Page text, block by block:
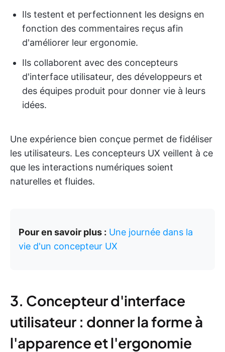
Ils testent et perfectionnent les designs en
fonction des commentaires reçus afin
d'améliorer leur ergonomie.
Ils collaborent avec des concepteurs
d'interface utilisateur, des développeurs et
des équipes produit pour donner vie à leurs
idées.
Une expérience bien conçue permet de fidéliser
les utilisateurs. Les concepteurs UX veillent à ce
que les interactions numériques soient
naturelles et fluides.
Pour en savoir plus : Une journée dans la
vie d'un concepteur UX
3. Concepteur d'interface
utilisateur : donner la forme à
l'apparence et l'ergonomie